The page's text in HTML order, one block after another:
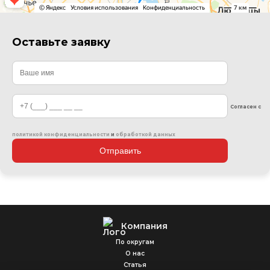
Оставьте заявку
Согласен с
политикой конфиденциальности и обработкой данных
Отправить
Компания
По округам
О нас
Статья